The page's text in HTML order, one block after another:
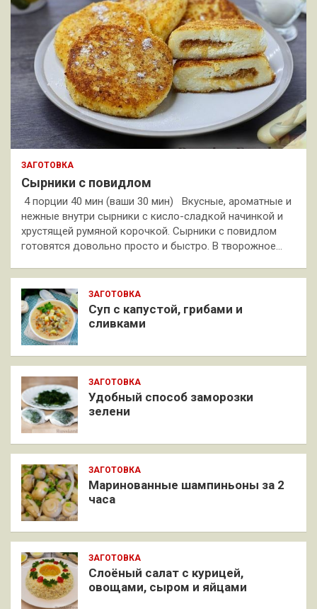
ЗАГОТОВКА
Сырники с повидлом
4 порции 40 мин (ваши 30 мин) Вкусные, ароматные и
нежные внутри сырники с кисло-сладкой начинкой и
хрустящей румяной корочкой. Сырники с повидлом
готовятся довольно просто и быстро. В творожное…
ЗАГОТОВКА
Суп с капустой, грибами и
сливками
ЗАГОТОВКА
Удобный способ заморозки
зелени
ЗАГОТОВКА
Маринованные шампиньоны за 2
часа
ЗАГОТОВКА
Слоёный салат с курицей,
овощами, сыром и яйцами